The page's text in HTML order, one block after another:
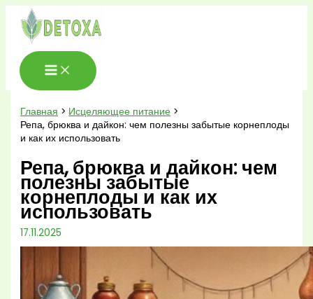
Перейти
содержимому
Главная
Исцеляющее питание
Репа, брюква и дайкон: чем полезны забытые корнеплоды
и как их использовать
Репа, брюква и дайкон: чем
полезны забытые
корнеплоды и как их
использовать
17.11.2025